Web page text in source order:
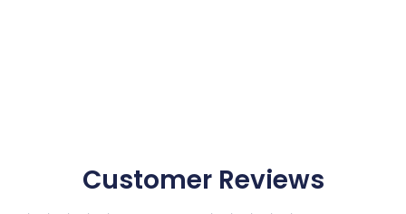
Customer Reviews